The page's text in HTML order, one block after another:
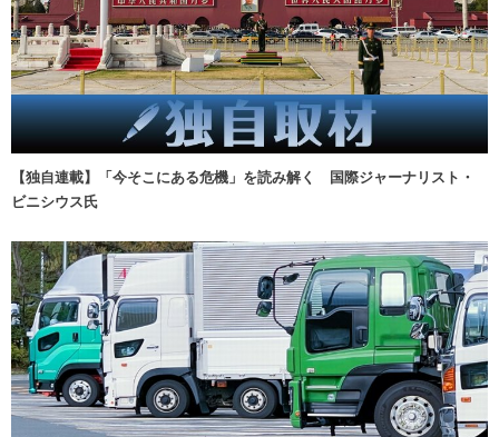
【独自連載】「今そこにある危機」を読み解く 国際ジャーナリスト・
ビニシウス氏